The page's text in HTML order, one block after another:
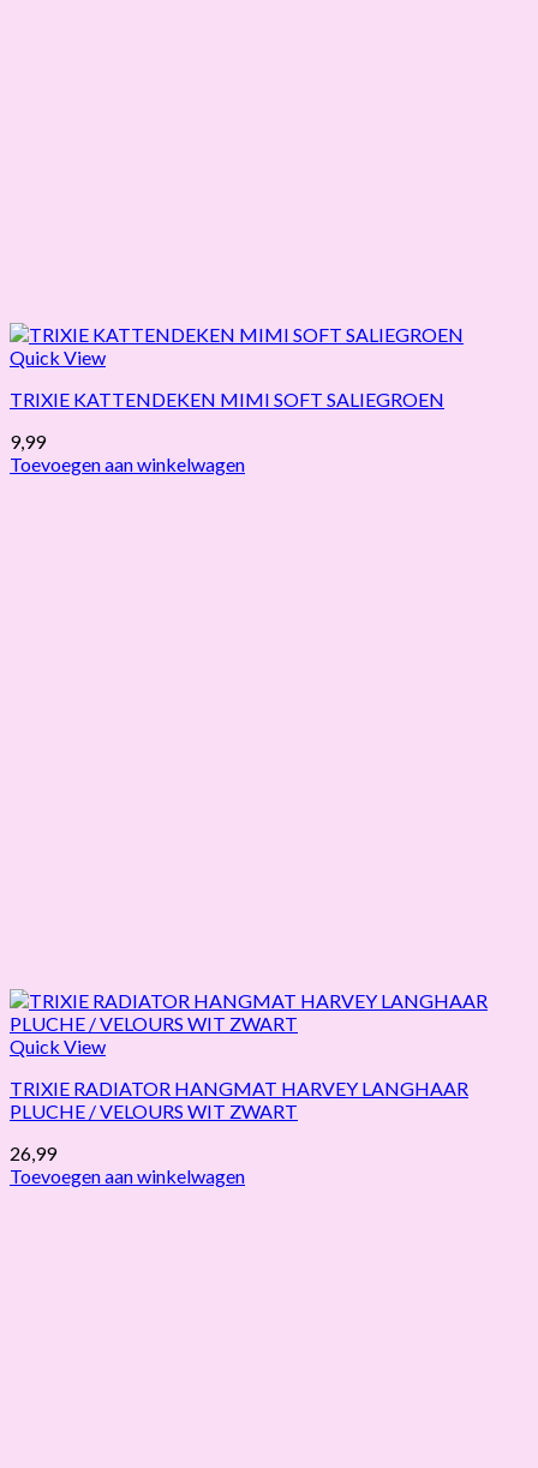
Quick View
TRIXIE KATTENDEKEN MIMI SOFT SALIEGROEN
9,99
Toevoegen aan winkelwagen
Quick View
TRIXIE RADIATOR HANGMAT HARVEY LANGHAAR
PLUCHE / VELOURS WIT ZWART
26,99
Toevoegen aan winkelwagen